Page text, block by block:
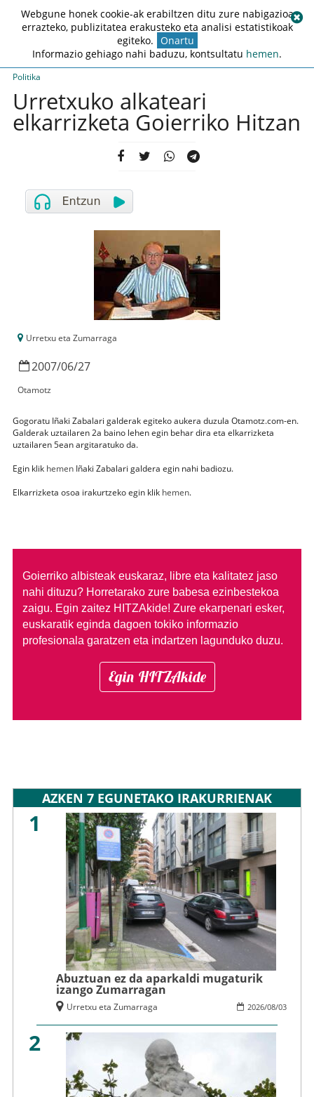
Politika
Urretxuko alkateari
elkarrizketa Goierriko Hitzan
Urretxu eta Zumarraga
2007/06/27
Otamotz
Gogoratu Iñaki Zabalari galderak egiteko aukera duzula Otamotz.com-en.
Galderak uztailaren 2a baino lehen egin behar dira eta elkarrizketa
uztailaren 5ean argitaratuko da.
Egin klik hemenIñaki Zabalari galdera egin nahi badiozu.
Elkarrizketa osoa irakurtzeko egin klik hemen.
Goierriko albisteak euskaraz, libre eta kalitatez jaso
nahi dituzu? Horretarako zure babesa ezinbestekoa
zaigu. Egin zaitez HITZAkide! Zure ekarpenari esker,
euskaratik eginda dagoen tokiko informazio
profesionala garatzen eta indartzen lagunduko duzu.
Egin HITZAkide
AZKEN 7 EGUNETAKO IRAKURRIENAK
1
Abuztuan ez da aparkaldi mugaturik
izango Zumarragan
2026/08/03
Urretxu eta Zumarraga
2
Webgune honek cookie-ak erabiltzen ditu zure nabigazioa
errazteko, publizitatea erakusteko eta analisi estatistikoak
egiteko. Onartu
Informazio gehiago nahi baduzu, kontsultatu hemen.